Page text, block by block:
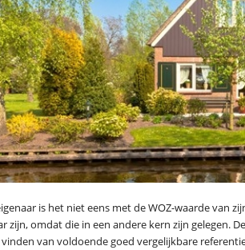
is het niet eens met de WOZ-waarde van
zijn, omdat die in een andere kern zijn gelegen.
van voldoende goed vergelijkbare